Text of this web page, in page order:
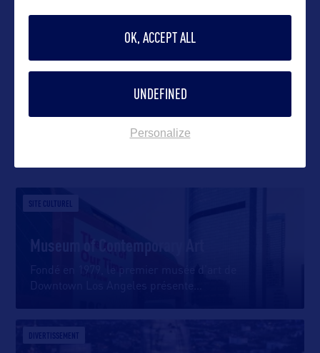
SITE CULTUREL
Museum of Contemporary Art
Fondé en 1979, le premier musée d’art de
Downtown Los Angeles présente
DIVERTISSEMENT
OK, ACCEPT ALL
UNDEFINED
Personalize